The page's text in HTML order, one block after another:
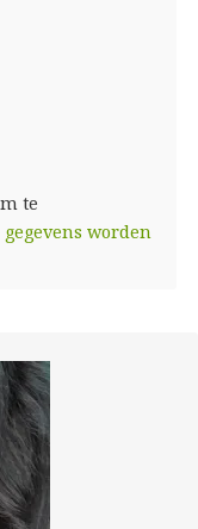
te
worden